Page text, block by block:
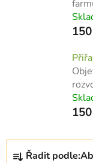
Ř
Řadit podle: